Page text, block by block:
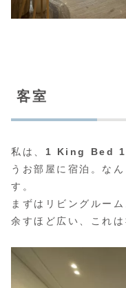
客室
私は、 1 King Bed
うお部屋に宿泊。な
す。
まずはリビングルー
余すほど広い、これ